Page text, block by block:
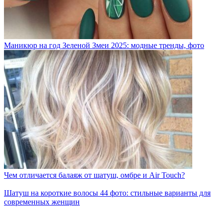
Маникюр на год Зеленой Змеи 2025: модные тренды, фото
Чем отличается балаяж от шатуш, омбре и Air Touch?
Шатуш на короткие волосы 44 фото: стильные варианты для
современных женщин